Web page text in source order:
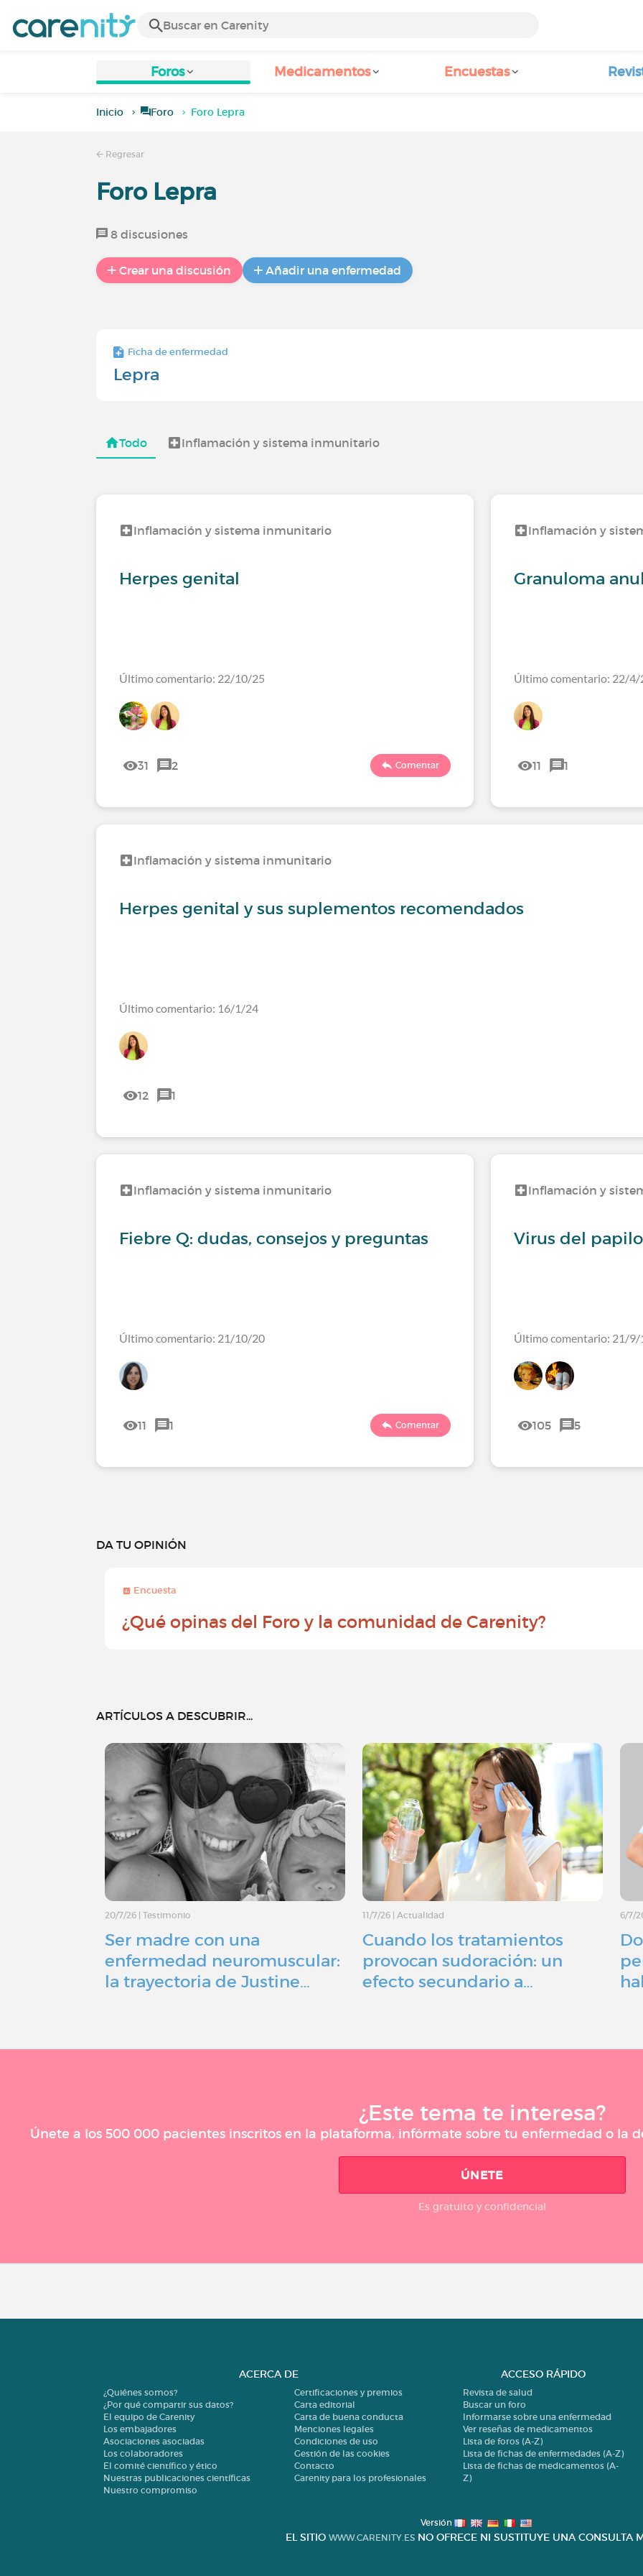
Foros Medicamentos Encuestas
Inicio Foro Foro Lepra
Regresar
Foro Lepra
8 discusiones
Crear una discusión Añadir una enfermedad
Ficha de enfermedad
Lepra
Todo Inflamación y sistema inmunitario
Inflamación y sistema inmunitario
Herpes genital
Último comentario: 22/10/25
31 2 Comentar
Inflamación y
Granuloma
Último comentario: 22/4/
11 1
Inflamación y sistema inmunitario
Herpes genital y sus suplementos recomendados
Último comentario: 16/1/24
12 1
Inflamación y sistema inmunitario
Fiebre Q: dudas, consejos y preguntas
Último comentario: 21/10/20
11 1 Comentar
Inflamación y
Virus del
Último comentario: 21/9/
105 5
DA TU OPINIÓN
Encuesta
¿Qué opinas del Foro y la comunidad de Carenity?
ARTÍCULOS A DESCUBRIR...
20/7/26 |Testimonio
Ser madre con una
enfermedad neuromuscular:
la trayectoria de Justine…
11/7/26 |Actualidad
Cuando los tratamientos
provocan sudoración: un
efecto secundario a…
6/7/
¿Este tema te interesa?
Únete a los 500 000 pacientes inscritos en la plataforma, infórmate sobre tu enfermedad o la
ÚNETE
Es gratuito y confidencial
ACERCA DE
¿Quiénes somos?
¿Por qué compartir sus datos?
El equipo de Carenity
Los embajadores
Asociaciones asociadas
Los colaboradores
El comité científico y ético
Nuestras publicaciones científicas
Nuestro compromiso
Certificaciones y premios
Carta editorial
Carta de buena conducta
Menciones legales
Condiciones de uso
Gestión de las cookies
Contacto
Carenity para los profesionales
ACCESO RÁPIDO
Revista de salud
Buscar un foro
Informarse sobre una enfermedad
Ver reseñas de medicamentos
Lista de foros (A-Z)
Lista de fichas de enfermedades (A-Z)
Lista de fichas de medicamentos (A-
Z)
Versión
EL SITIO WWW.CARENITY.ES NO OFRECE NI SUSTITUYE UNA CONSULTA